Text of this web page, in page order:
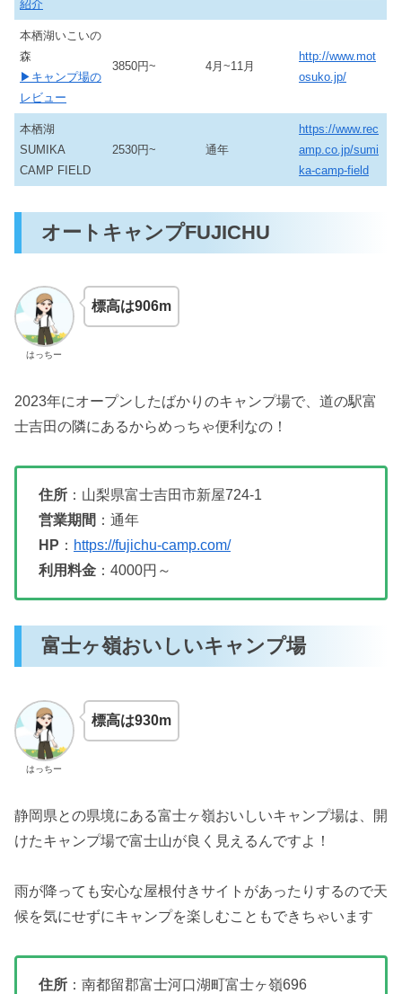
紹介
本栖湖いこいの
森
▶キャンプ場の
レビュー
3850円~ 4月~11月
http://www.mot
osuko.jp/
本栖湖
SUMIKA
CAMP FIELD
2530円~ 通年
https://www.rec
amp.co.jp/sumi
ka-camp-field
オートキャンプFUJICHU
はっちー
標高は906m
2023年にオープンしたばかりのキャンプ場で、道の駅富
士吉田の隣にあるからめっちゃ便利なの！
住所 ：山梨県富士吉田市新屋724‐1
営業期間 ：通年
HP ： https://fujichu-camp.com/
利用料金 ：4000円～
富士ヶ嶺おいしいキャンプ場
はっちー
標高は930m
静岡県との県境にある富士ヶ嶺おいしいキャンプ場は、開
けたキャンプ場で富士山が良く見えるんですよ！
雨が降っても安心な屋根付きサイトがあったりするので天
候を気にせずにキャンプを楽しむこともできちゃいます
住所 ：南都留郡富士河口湖町富士ヶ嶺696